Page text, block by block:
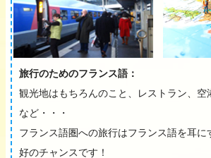
旅行のためのフランス語：
観光地はもちろんのこと、レストラン、
など・・・
フランス語圏への旅行はフランス語を耳
好のチャンスです！